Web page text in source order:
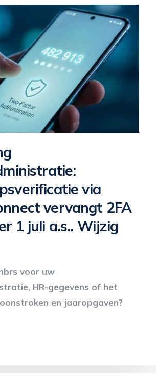
via
vervangt 2FA
1 juli a.s.. Wijzig
voor uw
HR-gegevens of het
en jaaropgaven?